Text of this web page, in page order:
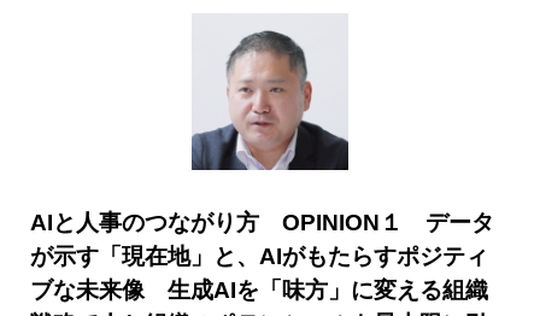
AIと人事のつながり方 OPINION１ データ
が示す「現在地」と、AIがもたらすポジティ
ブな未来像 生成AIを「味方」に変える組織